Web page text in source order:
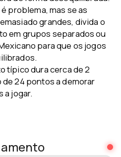
problema, mas se as
grandes, divida o
em grupos separados ou
para que os jogos
típico dura cerca de 2
de 24 pontos a demorar
a jogar.